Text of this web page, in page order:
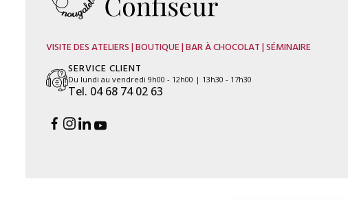
VISITE DES ATELIERS | BOUTIQUE | BAR À CHOCOLAT | SÉMINAIRE
SERVICE CLIENT
Du lundi au vendredi 9h00 - 12h00 | 13h30 - 17h30
Tel. 04 68 74 02 63